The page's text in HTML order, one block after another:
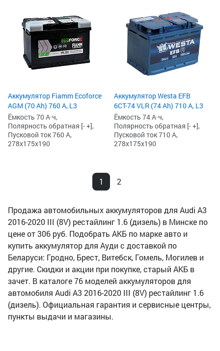
Аккумулятор Fiamm Ecoforce
AGM (70 Ah) 760 А, L3
Ёмкость 70 А·ч,
Полярность обратная [- +],
Пусковой ток 760 А,
278x175x190
Аккумулятор Westa EFB
6СТ-74 VLR (74 Ah) 710 А, L3
Ёмкость 74 А·ч,
Полярность обратная [- +],
Пусковой ток 710 А,
278x175x190
1 2
Продажа автомобильных аккумуляторов для Audi A3
2016-2020 III (8V) рестайлинг 1.6 (дизель) в Минске по
цене от 306 руб. Подобрать АКБ по марке авто и
купить аккумулятор для Ауди с доставкой по
Беларуси: Гродно, Брест, Витебск, Гомель, Могилев и
другие. Скидки и акции при покупке, старый АКБ в
зачет. В каталоге 76 моделей аккумуляторов для
автомобиля Audi A3 2016-2020 III (8V) рестайлинг 1.6
(дизель). Официальная гарантия и сервисные центры,
пункты выдачи и магазины.